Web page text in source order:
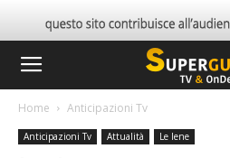
Home Anticipazioni Tv
Anticipazioni Tv Attualità Le Iene